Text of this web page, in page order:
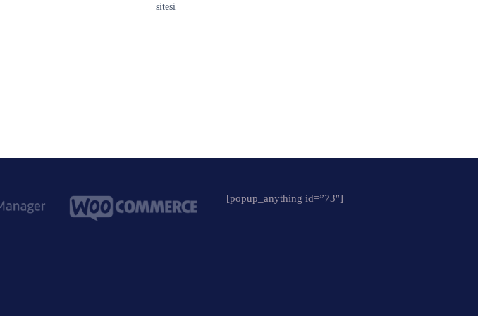
sitesi
[popup_anything id=”73″]